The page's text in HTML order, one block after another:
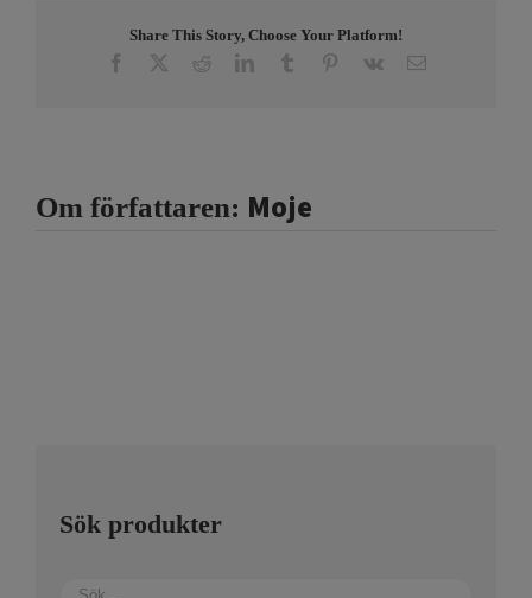
Share This Story, Choose Your Platform!
Facebook RedditLinkedInTumblr Pinterest
Vk E-
Om författaren: Moje
Sök produkter